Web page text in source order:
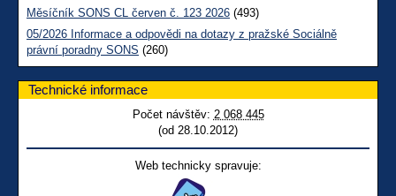
Měsíčník SONS CL červen č. 123 2026 (493)
05/2026 Informace a odpovědi na dotazy z pražské Sociálně
právní poradny SONS (260)
Technické informace
Počet návštěv: 2 068 445
(od 28.10.2012)
Web technicky spravuje: